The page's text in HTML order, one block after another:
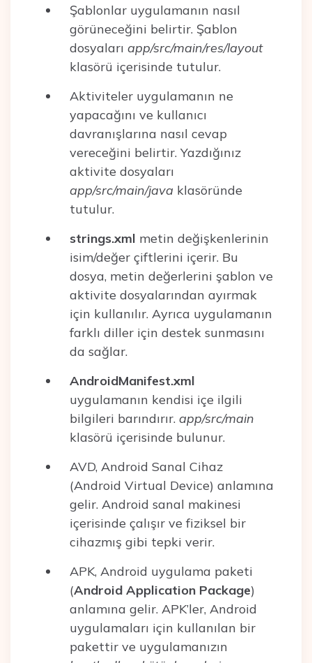
Şablonlar uygulamanın nasıl
görüneceğini belirtir. Şablon
dosyaları app/src/main/res/layout
klasörü içerisinde tutulur.
Aktiviteler uygulamanın ne
yapacağını ve kullanıcı
davranışlarına nasıl cevap
vereceğini belirtir. Yazdığınız
aktivite dosyaları
app/src/main/java klasöründe
tutulur.
strings.xml metin değişkenlerinin
isim/değer çiftlerini içerir. Bu
dosya, metin değerlerini şablon ve
aktivite dosyalarından ayırmak
için kullanılır. Ayrıca uygulamanın
farklı diller için destek sunmasını
da sağlar.
AndroidManifest.xml
uygulamanın kendisi içe ilgili
bilgileri barındırır. app/src/main
klasörü içerisinde bulunur.
AVD, Android Sanal Cihaz
(Android Virtual Device) anlamına
gelir. Android sanal makinesi
içerisinde çalışır ve fiziksel bir
cihazmış gibi tepki verir.
APK, Android uygulama paketi
(Android Application Package)
anlamına gelir. APK’ler, Android
uygulamaları için kullanılan bir
pakettir ve uygulamanızın